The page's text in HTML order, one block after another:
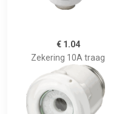
€ 1.04
Zekering 10A traag